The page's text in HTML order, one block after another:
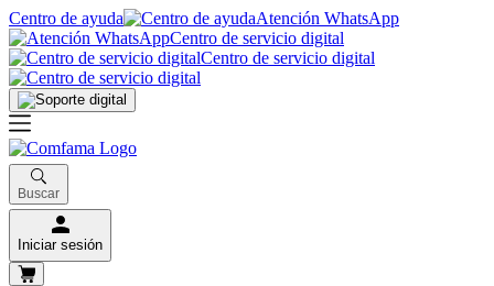
Centro de ayuda
Atención WhatsApp
Centro de servicio digital
Centro de servicio digital
Buscar
Iniciar sesión